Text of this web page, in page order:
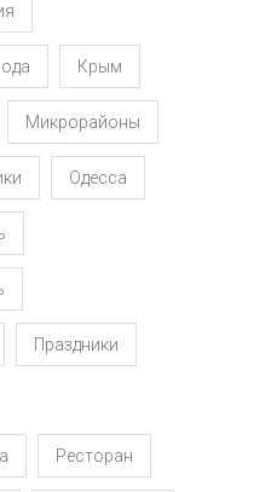
Крым
Микрорайоны
Одесса
Праздники
Ресторан